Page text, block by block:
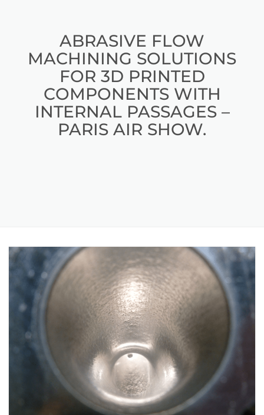
ABRASIVE FLOW
MACHINING SOLUTIONS
FOR 3D PRINTED
COMPONENTS WITH
INTERNAL PASSAGES –
PARIS AIR SHOW.